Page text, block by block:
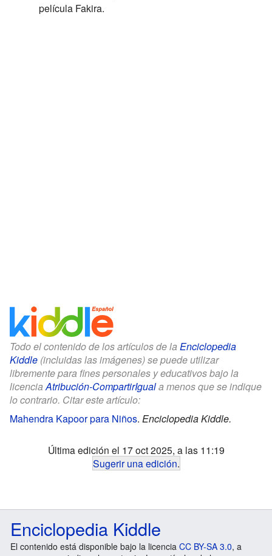
película Fakira.
Todo el contenido de los artículos de la Enciclopedia
Kiddle (incluidas las imágenes) se puede utilizar
libremente para fines personales y educativos bajo la
licencia Atribución-CompartirIguala menos que se indique
lo contrario. Citar este artículo:
Mahendra Kapoor para Niños. Enciclopedia Kiddle.
Última edición el 17 oct 2025, a las 11:19
Sugerir una edición.
Enciclopedia Kiddle
El contenido está disponible bajo la licencia CC BY-SA 3.0, a